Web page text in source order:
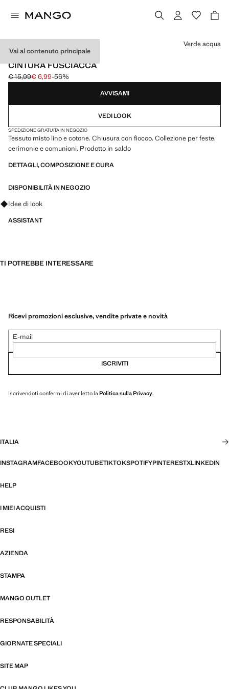
Vai al contenuto principale
CELEBRATION
CINTURA FUSCIACCA
Prezzo iniziale depennato [€ 15,99 ]
€ 15,99
Prezzo attuale [€ 6,99 ]
€ 6,99-56%
Seleziona un colore
Verde acqua
AVVISAMI
VEDI LOOK
SPEDIZIONE GRATUITA IN NEGOZIO
Tessuto misto lino e cotone. Chiusura con fiocco. Collezione per feste,
cerimonie e comunioni. Prodotto in saldo
DETTAGLI, COMPOSIZIONE E CURA
DISPONIBILITÀ IN NEGOZIO
Fai domande su look, capi e tendenze
Idee di look
ASSISTANT
TI POTREBBE INTERESSARE
Ricevi promozioni esclusive, vendite private e novità
E-mail
ISCRIVITI
Iscrivendoti confermi di aver letto la Politica sulla Privacy.
ITALIA
INSTAGRAMFACEBOOKYOUTUBETIKTOKSPOTIFYPINTERESTXLINKEDIN
HELP
I MIEI ACQUISTI
RESI
AZIENDA
STAMPA
MANGO OUTLET
RESPONSABILITÀ
GIORNATE SPECIALI
SITE MAP